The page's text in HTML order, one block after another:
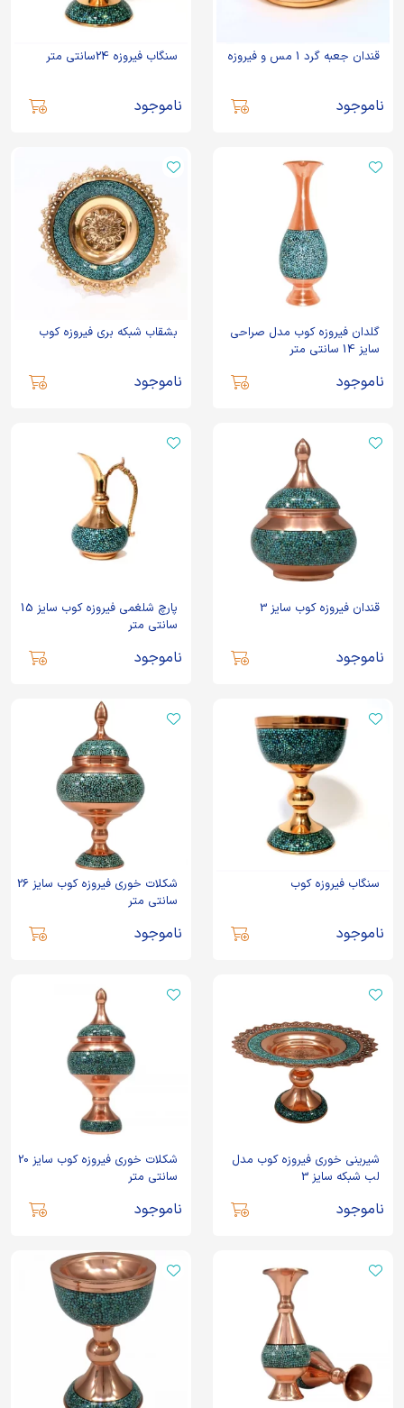
قندان جعبه گرد 1 مس و فیروزه
ناموجود
سنگاب فیروزه 24سانتی متر
ناموجود
گلدان فیروزه کوب مدل صراحی
سایز 14 سانتی متر
ناموجود
بشقاب شبکه بری فیروزه کوب
ناموجود
قندان فیروزه کوب سایز 3
ناموجود
پارچ شلغمی فیروزه کوب سایز 15
سانتی متر
ناموجود
سنگاب فیروزه کوب
ناموجود
شکلات خوری فیروزه کوب سایز 26
سانتی متر
ناموجود
شیرینی خوری فیروزه کوب مدل
لب شبکه سایز 3
ناموجود
شکلات خوری فیروزه کوب سایز 20
سانتی متر
ناموجود